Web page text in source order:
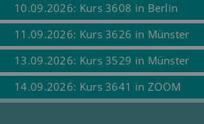
Freundliche Grüße,
Ihr ITF Team
Unterkünfte vor Ort:
City Hotel Fellbach
Bruckstrasse 3
10.09.2026: Kurs 3608 in Berlin
11.09.2026: Kurs 3626 in Münster
13.09.2026: Kurs 3529 in Münster
14.09.2026: Kurs 3641 in ZOOM